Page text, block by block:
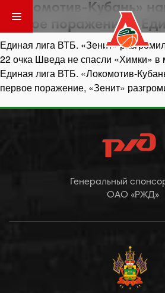
«Локомотив-Кубань»
первое поражение в
Навигация
по
записям
Единая лига ВТБ. «Зенит»
22 очка Шведа не спасли «Химки» в
Единая лига ВТБ. «Локомотив-
первое поражение, «Зенит»
Генеральный
ОАО «РЖД»